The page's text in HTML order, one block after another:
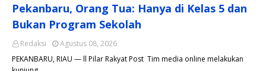
Pekanbaru, Orang Tua: Hanya di Kelas 5 dan
Bukan Program Sekolah
Redaksi
Agustus 08, 2026
PEKANBARU, RIAU — ll Pilar Rakyat Post Tim media online melakukan